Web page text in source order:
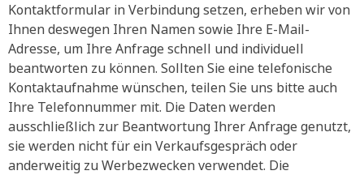
Kontaktformular in Verbindung setzen, erheben wir von
Ihnen deswegen Ihren Namen sowie Ihre E-Mail-
Adresse, um Ihre Anfrage schnell und individuell
beantworten zu können. Sollten Sie eine telefonische
Kontaktaufnahme wünschen, teilen Sie uns bitte auch
Ihre Telefonnummer mit. Die Daten werden
ausschließlich zur Beantwortung Ihrer Anfrage genutzt,
sie werden nicht für ein Verkaufsgespräch oder
anderweitig zu Werbezwecken verwendet. Die